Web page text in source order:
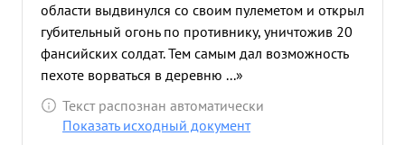
области выдвинулся со своим пулеметом и открыл
губительный огонь по противнику, уничтожив 20
фансийских солдат. Тем самым дал возможность
пехоте ворваться в деревню ...»
Текст распознан автоматически
Показать исходный документ